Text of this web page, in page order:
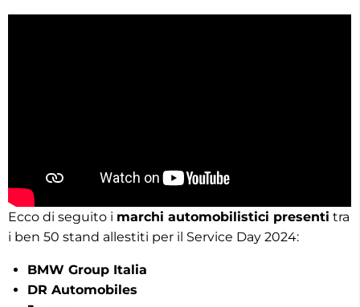
Ecco di seguito i marchi automobilistici presenti tra
i ben 50 stand allestiti per il Service Day 2024:
BMW Group Italia
DR Automobiles